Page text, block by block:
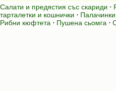
Салати и предястия със скариди ⋅
тарталетки и кошнички ⋅
Рибни кюфтета ⋅ Пушена сьомга ⋅